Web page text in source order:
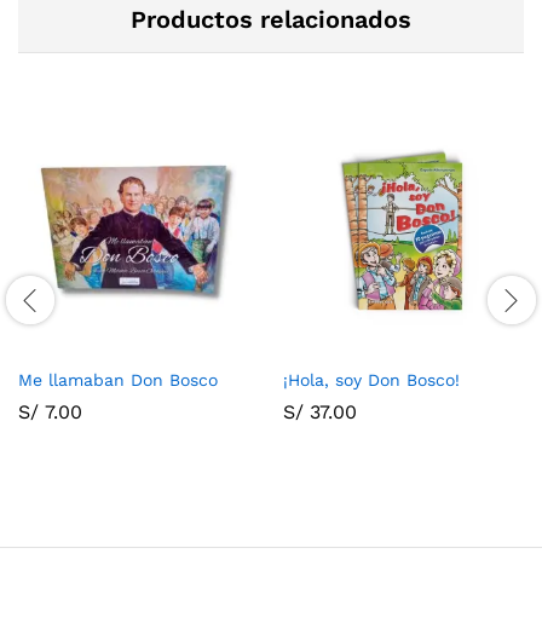
Productos relacionados
Me llamaban Don Bosco
S/ 7.00
¡Hola, soy Don Bosco!
S/ 37.00